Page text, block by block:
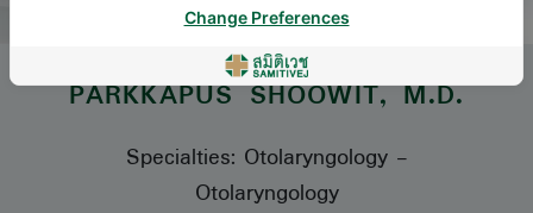
PARKKAPUS SHOOWIT, M.D.
Specialties: Otolaryngology-
Otolaryngology
Change Preferences